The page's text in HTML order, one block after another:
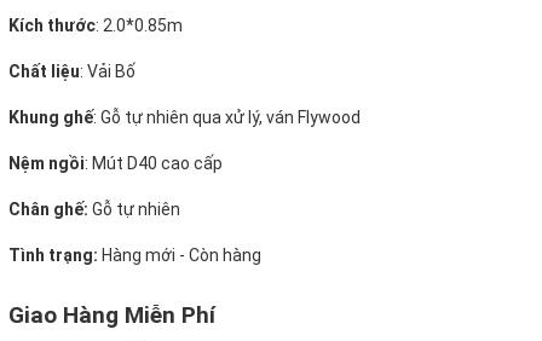
Kích thước: 2.0*0.85m
Chất liệu: Vải Bố
Khung ghế: Gỗ tự nhiên qua xử lý, ván Flywood
Nệm ngồi: Mút D40 cao cấp
Chân ghế: Gỗ tự nhiên
Tình trạng: Hàng mới - Còn hàng
Giao Hàng Miễn Phí